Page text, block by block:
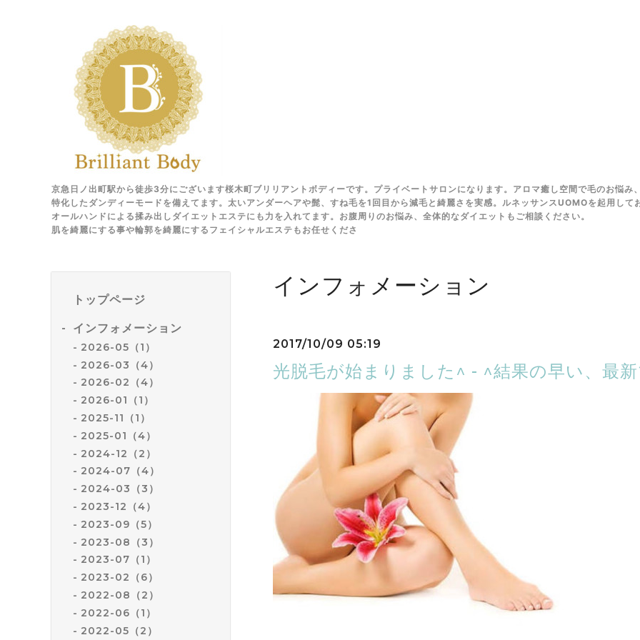
京急日ノ出町駅から徒歩3分にございます桜木町ブリリアントボディーです。プライベートサロンになります。アロマ癒し空間で毛のお悩
特化したダンディーモードを備えてます。太いアンダーヘアや髭、すね毛を1回目から減毛と綺麗さを実感。ルネッサンスUOMOを起用して
オールハンドによる揉み出しダイエットエステにも力を入れてます。お腹周りのお悩み、全体的なダイエットもご相談ください。
肌を綺麗にする事や輪郭を綺麗にするフェイシャルエステもお任せくださ
トップページ
インフォメーション
2026-05（1）
2026-03（4）
2026-02（4）
2026-01（1）
2025-11（1）
2025-01（4）
2024-12（2）
2024-07（4）
2024-03（3）
2023-12（4）
2023-09（5）
2023-08（3）
2023-07（1）
2023-02（6）
2022-08（2）
2022-06（1）
2022-05（2）
インフォメーション
2017/10/09 05:19
光脱毛が始まりました^ - ^結果の早い、最新